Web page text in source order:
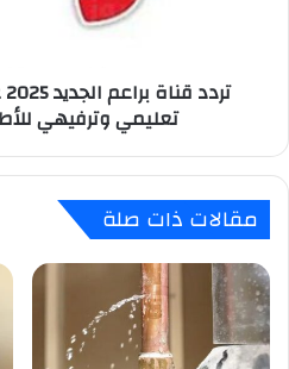
تعليمي
بدون
تعليمي وترفيهي
مقالات ذات صلة